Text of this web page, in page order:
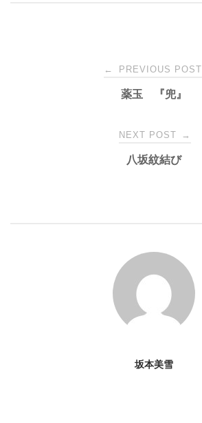
← PREVIOUS POST
薬玉 『兜』
NEXT POST →
八坂紋結び
坂本美雪